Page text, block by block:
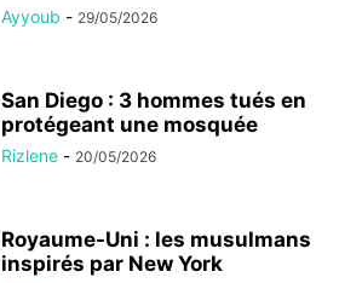
Ayyoub - 29/05/2026
San Diego : 3 hommes tués en
protégeant une mosquée
Rizlene - 20/05/2026
Royaume-Uni : les musulmans
inspirés par New York